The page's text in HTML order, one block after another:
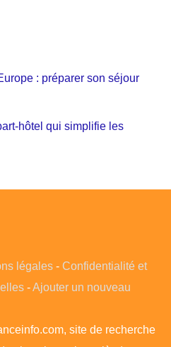
: préparer son séjour
hôtel qui simplifie les
légales- Confidentialité et
-Ajouter un nouveau
site de recherche